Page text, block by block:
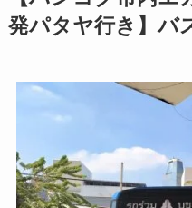
発パタヤ行き】バ